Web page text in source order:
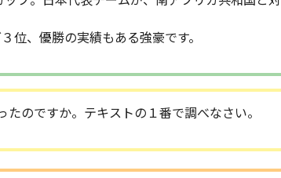
位、優勝の実績もある強豪です。
のですか。テキストの１番で調べなさい。